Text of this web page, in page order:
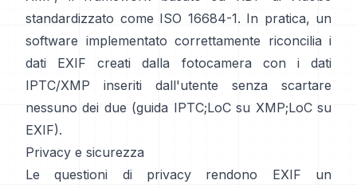
standardizzato come ISO 16684-1. In pratica, un
software implementato correttamente riconcilia i
dati EXIF creati dalla fotocamera con i dati
IPTC/XMP inseriti dall'utente senza scartare
nessuno dei due (guida IPTC;LoC su XMP;LoC su
EXIF).
Privacy e sicurezza
Le questioni di privacy rendono EXIF un